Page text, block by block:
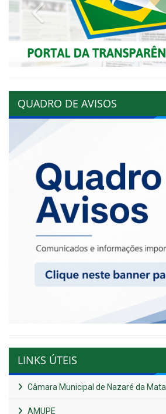
Previous
QUADRO DE AVISOS
LINKS ÚTEIS
Câmara Municipal de Nazaré da Mata
AMUPE